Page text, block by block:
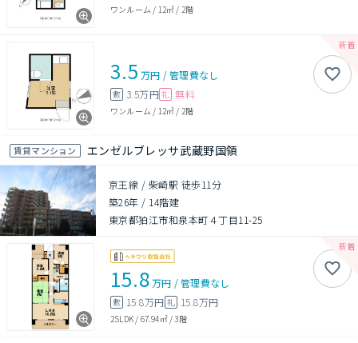
ワンルーム / 12㎡ / 2階
3.5 万円 /管理費なし
敷 3.5万円 礼 無料
ワンルーム / 12㎡ / 2階
賃貸マンション エンゼルブレッサ武蔵野国領
京王線 / 柴崎駅 徒歩11分
築26年 / 14階建
東京都狛江市和泉本町４丁目11-25
15.8万円 /管理費なし
敷 15.8万円 礼 15.8万円
2SLDK / 67.94㎡/3階